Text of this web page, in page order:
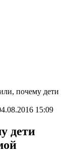
почему дети
15:09
дети